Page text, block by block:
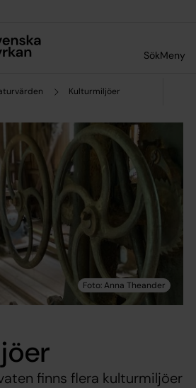
SökMeny
Kulturmiljöer
finns flera kulturmiljöer